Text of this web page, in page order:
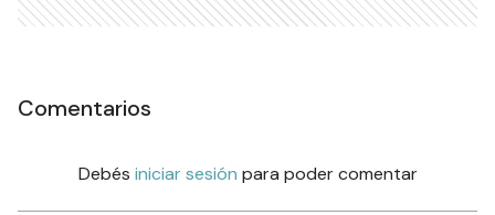
Comentarios
Debés iniciar sesión para poder comentar